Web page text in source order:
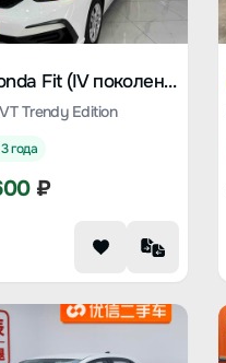
2021 Honda Fit (IV поколение)
Trendy Edition
года
₽